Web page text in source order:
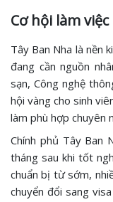
Cơ hội làm
Tây Ban Nha là nền
đang cần nguồn
sạn, Công nghệ
hội vàng cho sinh
làm phù hợp chuyên
Chính phủ Tây Ban
tháng sau khi tốt
chuẩn bị từ sớm,
chuyển đổi sang